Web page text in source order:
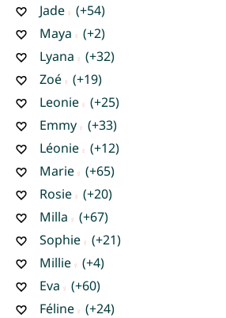
Jade
(+54)
Maya
(+2)
Lyana
(+32)
Zoé
(+19)
Leonie
(+25)
Emmy
(+33)
Léonie
(+12)
Marie
(+65)
Rosie
(+20)
Milla
(+67)
Sophie
(+21)
Millie
(+4)
Eva
(+60)
Féline
(+24)